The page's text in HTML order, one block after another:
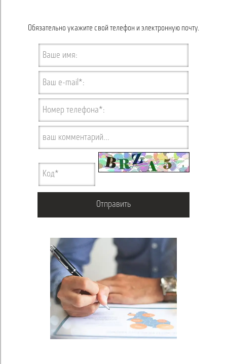
Обязательно укажите свой телефон и электронную почту.